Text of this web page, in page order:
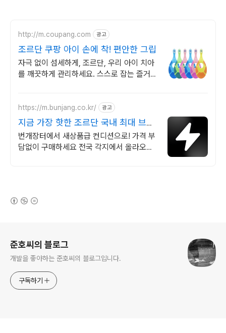
http://m.coupang.com 광고
조르단 쿠팡 아이 손에 착! 편안한 그립
자극 없이 섬세하게, 조르단, 우리 아이 치아
를 깨끗하게 관리하세요. 스스로 잡는 즐거
https://m.bunjang.co.kr/ 광고
지금 가장 핫한 조르단 국내 최대 브랜
드 중고거래
번개장터에서 새상품급 컨디션으로! 가격 부
담없이 구매하세요 전국 각지에서 올라오는
준호씨의 블로그
개발을 좋아하는 준호씨의 블로그입니다.
구독하기